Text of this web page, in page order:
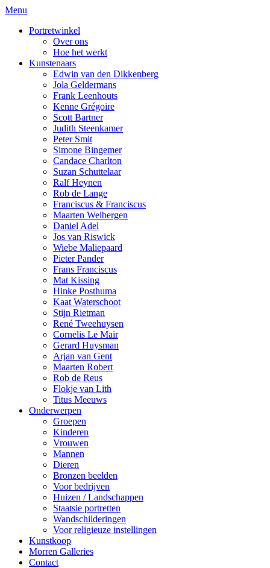
Menu
Portretwinkel
Over ons
Hoe het werkt
Kunstenaars
Edwin van den Dikkenberg
Jola Geldermans
Frank Leenhouts
Kenne Grégoire
Scott Bartner
Judith Steenkamer
Peter Smit
Simone Bingemer
Candace Charlton
Suzan Schuttelaar
Ralf Heynen
Rob de Lange
Franciscus & Franciscus
Maarten Welbergen
Daniel Adel
Jos van Riswick
Wiebe Maliepaard
Pieter Pander
Frans Franciscus
Mat Kissing
Hinke Posthuma
Kaat Waterschoot
Stijn Rietman
René Tweehuysen
Cornelis Le Mair
Gerard Huysman
Arjan van Gent
Maarten Robert
Rob de Reus
Flokje van Lith
Titus Meeuws
Onderwerpen
Groepen
Kinderen
Vrouwen
Mannen
Dieren
Bronzen beelden
Voor bedrijven
Huizen / Landschappen
Staatsie portretten
Wandschilderingen
Voor religieuze instellingen
Kunstkoop
Morren Galleries
Contact